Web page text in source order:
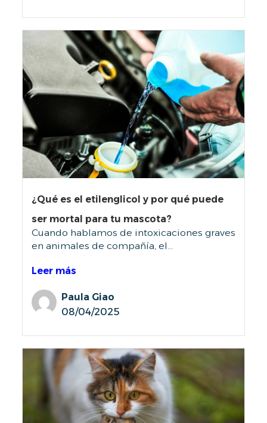
¿Qué es el etilenglicol y por qué puede
ser mortal para tu mascota?
Cuando hablamos de intoxicaciones graves
en animales de compañía, el...
Leer más
Paula Giao
08/04/2025